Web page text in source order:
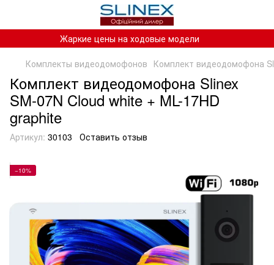
Жаркие цены на ходовые модели
Комплекты видеодомофонов Комплект видеодомофона
Комплект видеодомофона Slinex
SM-07N Cloud white + ML-17HD
graphite
Артикул: 30103 Оставить отзыв
−10%